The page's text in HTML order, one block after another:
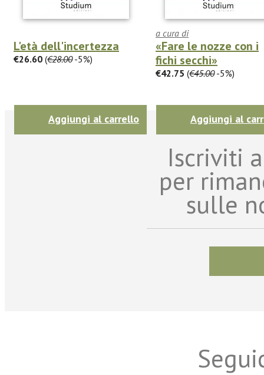
L'età dell'incertezza
€26.60 (€28.00-5%)
Aggiungi al carrello
a cura di
«Fare le nozze con i
fichi secchi»
€42.75 (€45.00-5%)
Aggiungi al
Iscriviti
per
sulle